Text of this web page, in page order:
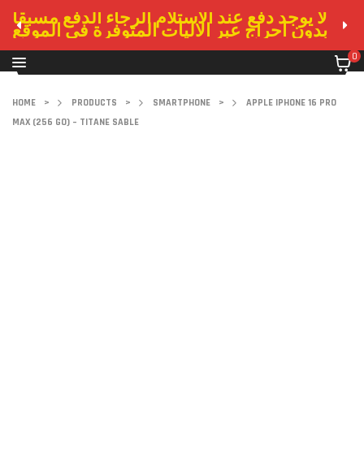
لا يوجد دفع عند الاستلام الرجاء الدفع مسبقا
بدون احراج عبر الاليات المتوفرة في الموقع
0
HOME > PRODUCTS > SMARTPHONE >
APPLE IPHONE 16 PRO
MAX (256 GO) – TITANE SABLE